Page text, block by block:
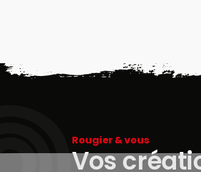
Rougier & vous
Vos